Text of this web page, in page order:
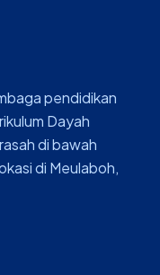
pendidikan
Dayah
di bawah
di Meulaboh,